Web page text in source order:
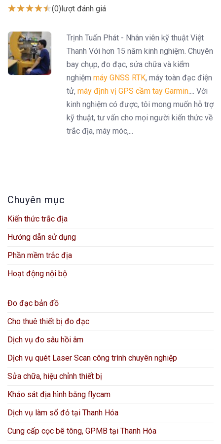
Chuyên mục
Kiến thức trắc địa
Hướng dẫn sử dụng
Phần mềm trắc địa
Hoạt động nội bộ
Đo đạc bản đồ
Cho thuê thiết bị đo đạc
Dịch vụ đo sâu hồi âm
Dịch vụ quét Laser Scan công trình chuyên nghiệp
Sửa chữa, hiệu chỉnh thiết bị
Khảo sát địa hình bằng flycam
Dịch vụ làm sổ đỏ tại Thanh Hóa
Cung cấp cọc bê tông, GPMB tại Thanh Hóa
(0)lượt đánh giá
Trịnh Tuấn Phát - Nhân viên kỹ thuật Việt
Thanh Với hơn 15 năm kinh nghiệm. Chuyên
bay chụp, đo đạc, sửa chữa và kiểm
nghiệm máy GNSS RTK, máy toàn đạc điện
tử, máy định vị GPS cầm tay Garmin .... Với
kinh nghiệm có được, tôi mong muốn hỗ trợ
kỹ thuật, tư vấn cho mọi người kiến thức về
trắc địa, máy móc,...